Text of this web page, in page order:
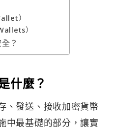
）
）
？
什麼？
、發送、接收加密貨幣
中最基礎的部分，讓實